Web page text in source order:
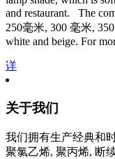
and restaurant. The
250毫米, 300 毫米,
white and beige. For
详
关于我们
我们拥有生产经典和
聚氯乙烯, 聚丙烯, 断